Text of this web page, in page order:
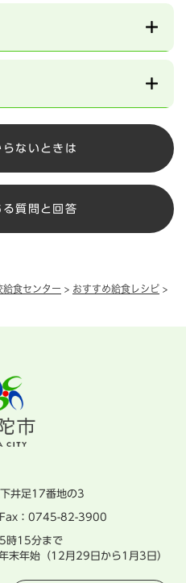
給食センター > おすすめ給食レシピ >
らないときは
る質問と回答
井足17番地の3
：0745-82-3900
時15分まで
末年始（12月29日から1月3日）